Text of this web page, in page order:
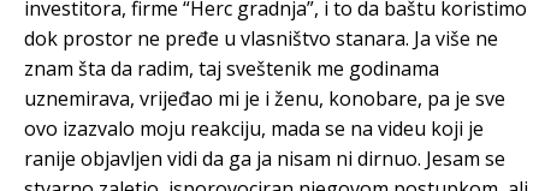
investitora, firme “Herc gradnja”, i to da baštu koristimo
dok prostor ne pređe u vlasništvo stanara. Ja više ne
znam šta da radim, taj sveštenik me godinama
uznemirava, vrijeđao mi je i ženu, konobare, pa je sve
ovo izazvalo moju reakciju, mada se na videu koji je
ranije objavljen vidi da ga ja nisam ni dirnuo. Jesam se